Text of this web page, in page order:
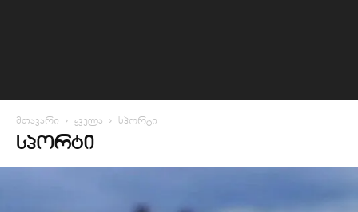
მთავარი ყველა სპორტი
ᲡᲞᲝᲠᲢᲘ